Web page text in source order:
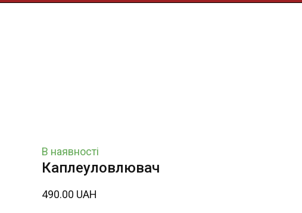
В наявності
Каплеуловлювач
490.00 UAH